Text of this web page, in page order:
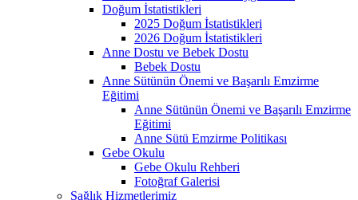
Doğum İstatistikleri
2025 Doğum İstatistikleri
2026 Doğum İstatistikleri
Anne Dostu ve Bebek Dostu
Bebek Dostu
Anne Sütünün Önemi ve Başarılı Emzirme
Eğitimi
Anne Sütünün Önemi ve Başarılı Emzirme
Eğitimi
Anne Sütü Emzirme Politikası
Gebe Okulu
Gebe Okulu Rehberi
Fotoğraf Galerisi
Sağlık Hizmetlerimiz